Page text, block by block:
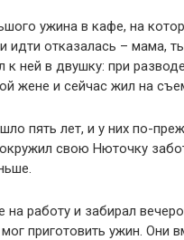
ужина в кафе, на
идти отказалась – мама,
к ней в двушку: при
жене и сейчас жил на
пять лет, и у них по-
свою Нюточку
на работу и забирал
приготовить ужин. Они